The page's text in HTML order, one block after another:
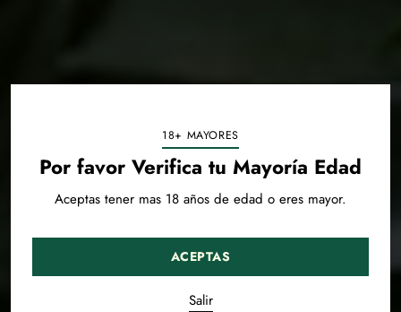
18+ MAYORES
Por favor Verifica tu Mayoría Edad
Aceptas tener mas 18 años de edad o eres mayor.
ACEPTAS
Salir